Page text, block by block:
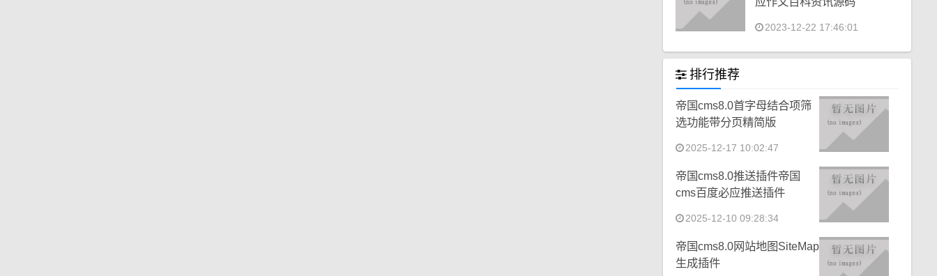
2023-12-22 17:46:01
排行推荐
帝国cms8.0首字母结合项筛
选功能带分页精简版
2025-12-17 10:02:47
帝国cms8.0推送插件帝国
cms百度必应推送插件
2025-12-10 09:28:34
帝国cms8.0网站地图SiteMap
生成插件